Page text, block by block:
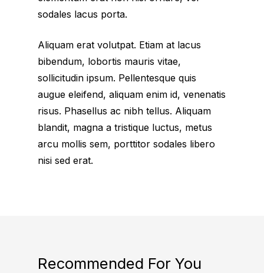
sodales lacus porta.
Aliquam erat volutpat. Etiam at lacus
bibendum, lobortis mauris vitae,
sollicitudin ipsum. Pellentesque quis
augue eleifend, aliquam enim id, venenatis
risus. Phasellus ac nibh tellus. Aliquam
blandit, magna a tristique luctus, metus
arcu mollis sem, porttitor sodales libero
nisi sed erat.
Recommended For You